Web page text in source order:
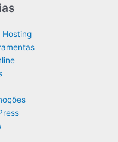
Hosting